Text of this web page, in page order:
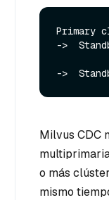
Primary
->
Milvus CDC
o más
mismo